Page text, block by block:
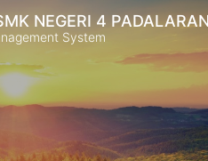
NEGERI 4
System